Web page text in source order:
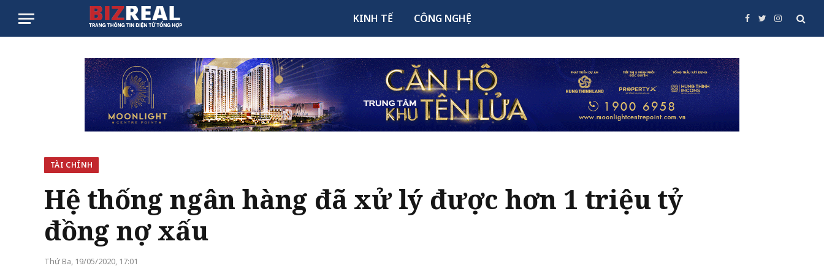
KINH TẾ CÔNG NGHỆ Facebook
TwitterInstagram
TÀI CHÍNH
Hệ thống ngân hàng đã xử lý được hơn 1 triệu tỷ
đồng nợ xấu
Thứ Ba, 19/05/2020, 17:01